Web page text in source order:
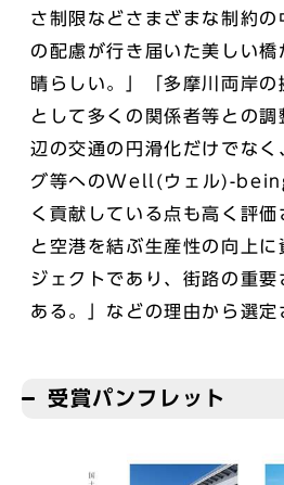
さ制限などさまざまな制約
の配慮が行き届いた美しい
晴らしい。」「多摩川両岸
として多くの関係者等との
辺の交通の円滑化だけでなく
グ等へのWell(ウェル)-
く貢献している点も高く評
と空港を結ぶ生産性の向上
ジェクトであり、街路の重
ある。」などの理由から選定
受賞パンフレット